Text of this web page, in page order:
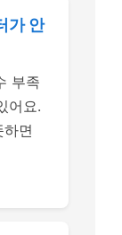
가 안
부족
어요.
면